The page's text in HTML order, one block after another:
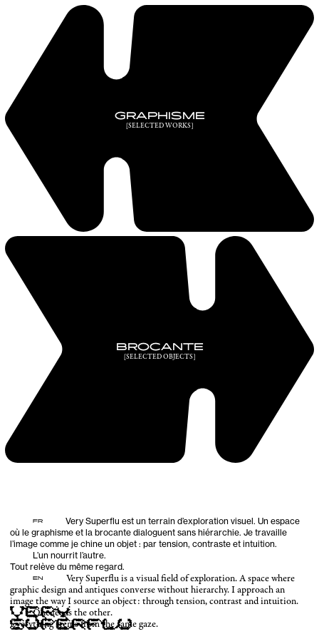
GRAPHISME
[SELECTED WORKS]
BROCANTE
[SELECTED OBJECTS]
FR
Very Superflu est un terrain d’exploration visuel. Un espace
où le graphisme et la brocante dialoguent sans hiérarchie. Je travaille
l’image comme je chine un objet : par tension, contraste et intuition.
L’un nourrit l’autre.
Tout relève du même regard.
EN
Very Superflu is a visual field of exploration. A space where
graphic design and antiques converse without hierarchy. I approach an
image the way I source an object: through tension, contrast and intuition.
One feeds the other.
Everything stems from the same gaze.